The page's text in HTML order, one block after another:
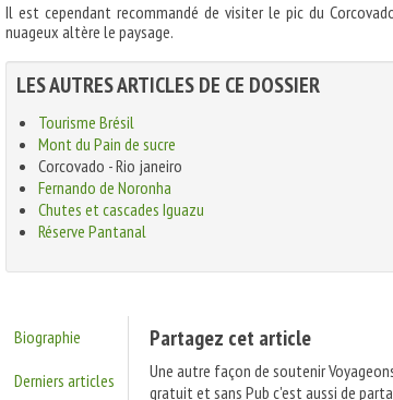
Il est cependant recommandé de visiter le pic du
nuageux altère le paysage.
LES AUTRES ARTICLES DE CE DOSSIER
Tourisme Brésil
Mont du Pain de sucre
Corcovado - Rio janeiro
Fernando de Noronha
Chutes et cascades Iguazu
Réserve Pantanal
Biographie
Derniers articles
Partagez cet article
Une autre façon de soutenir
gratuit etsans Pub c'est aussi de